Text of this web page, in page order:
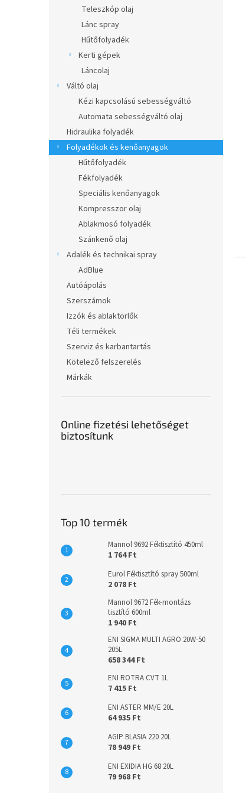
Teleszkóp olaj
Lánc spray
Hűtőfolyadék
Kerti gépek
Láncolaj
Váltó olaj
Kézi kapcsolású sebességváltó
Automata sebességváltó olaj
Hidraulika folyadék
Folyadékok és kenőanyagok
Hűtőfolyadék
Fékfolyadék
Speciális kenőanyagok
Kompresszor olaj
Ablakmosó folyadék
Szánkenő olaj
Adalék és technikai spray
AdBlue
Autóápolás
Szerszámok
Izzók és ablaktörlők
Téli termékek
Szerviz és karbantartás
Kötelező felszerelés
Márkák
Online fizetési lehetőséget
biztosítunk
Top 10 termék
Mannol 9692 Féktisztító 450ml
1 764 Ft
Eurol Féktisztító spray 500ml
2 078 Ft
Mannol 9672 Fék-montázs
tisztító 600ml
1 940 Ft
ENI SIGMA MULTI AGRO 20W-50
205L
658 344 Ft
ENI ROTRA CVT 1L
7 415 Ft
ENI ASTER MM/E 20L
64 935 Ft
AGIP BLASIA 220 20L
78 949 Ft
ENI EXIDIA HG 68 20L
79 968 Ft